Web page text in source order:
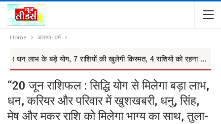
Home आस्था- धर्म
7 राशियों की खुलेगी किस्मत, 4 राशियों को रहना ...
Rashifal
“20 जून राशिफल : सिद्धि योग से मिलेगा बड़ा लाभ,
धन, करियर और परिवार में खुशखबरी, धनु, सिंह,
मेष और मकर राशि को मिलेगा भाग्य का साथ, तुला-